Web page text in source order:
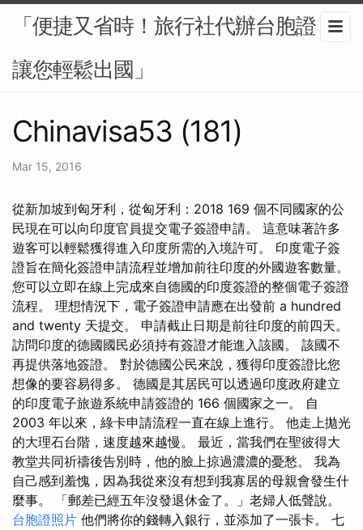
「便捷又省時！旅行社代辦台胞證，
讓您輕鬆出國」
Chinavisa53 (181)
Mar 15, 2016
從新加坡到匈牙利，從匈牙利：2018 169 個不同國家的公
民現在可以向印度官員提交電子簽證申請。 這意味著許多
遊客可以輕鬆獲得進入印度所需的入境許可。 印度電子簽
證旨在簡化簽證申請流程並增加前往印度的外國遊客數量。
您可以立即在線上完成來自德國的印度簽證的整個電子簽證
流程。 理想情況下，電子簽證申請應在出發前 a hundred
and twenty 天提交。 申請截止日期是前往印度的前四天。
訪問印度的德國國民必須持有簽證才能進入該國。 該國不
再提供落地簽證。 對於德國公民來說，獲得印度簽證比您
想像的要容易得多。 德國是其居民可以透過印度政府建立
的印度電子旅遊系統申請簽證的 166 個國家之一。 自
2003 年以來，綠卡申請流程一直在線上進行。 他走上拋光
的大理石台階，速度越來越慢。 最近，當我們在聖彼得大
教堂共同祈禱後告別時，他的臉上掠過濃濃的憂愁。 我為
自己感到羞愧，因為我從來沒有想到我寡居的母親會發生什
麼事。 「郵差已經五年沒發退休金了。」老婦人低聲說。
台胞證照片 他們將你的錢轉入銀行，並添加了一張卡。 七